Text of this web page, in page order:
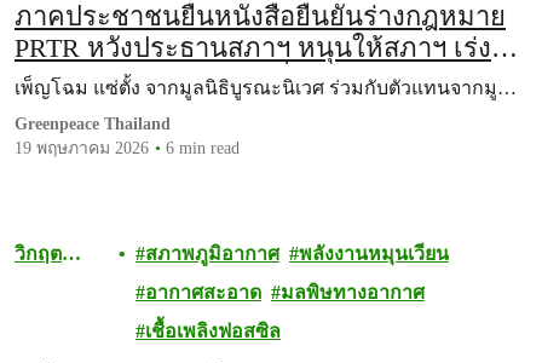
ภาคประชาชนยื่นหนังสือยืนยันร่างกฎหมาย
PRTR หวังประธานสภาฯ หนุนให้สภาฯ เร่ง
พิจารณาออกกฎหมายเพื่อแก้ปัญหามลพิษ-
ปกป้องสุขภาพประชาชน
เพ็ญโฉม แซ่ตั้ง จากมูลนิธิบูรณะนิเวศ ร่วมกับตัวแทนจากมู…
Greenpeace Thailand
19 พฤษภาคม 2026
6 min read
วิกฤต
สภาพภูมิอากาศ
พลังงานหมุนเวียน
อากาศสะอาด
มลพิษทางอากาศ
เชื้อเพลิงฟอสซิล